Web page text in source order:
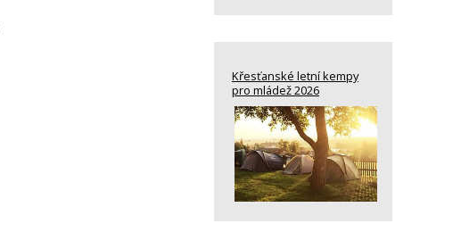
Křesťanské letní kempy
pro mládež 2026